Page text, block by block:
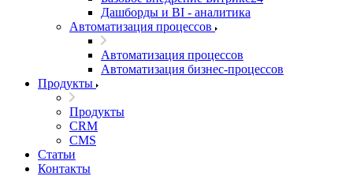
Дашборды и BI - аналитика
Автоматизация процессов
Автоматизация процессов
Автоматизация бизнес-процессов
Продукты
Продукты
CRM
CMS
Статьи
Контакты